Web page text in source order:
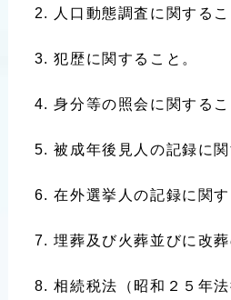
人口動態調査に関するこ
犯歴に関すること。
身分等の照会に関するこ
被成年後見人の記録に関
在外選挙人の記録に関す
埋葬及び火葬並びに改
相続税法（昭和２５年